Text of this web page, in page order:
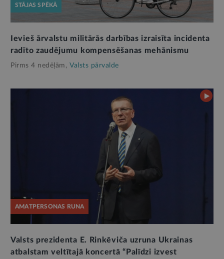
STĀJAS SPĒKĀ
Ievieš ārvalstu militārās darbības izraisīta incidenta
radīto zaudējumu kompensēšanas mehānismu
Pirms 4 nedēļām, Valsts pārvalde
AMATPERSONAS RUNA
Valsts prezidenta E. Rinkēviča uzruna Ukrainas
atbalstam veltītajā koncertā “Palīdzi izvest